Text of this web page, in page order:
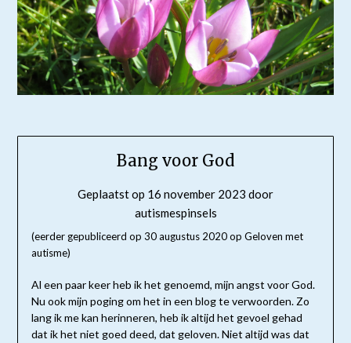
Bang voor God
Geplaatst op 16 november 2023 door
autismespinsels
(eerder gepubliceerd op 30 augustus 2020 op Geloven met
autisme)
Al een paar keer heb ik het genoemd, mijn angst voor God.
Nu ook mijn poging om het in een blog te verwoorden. Zo
lang ik me kan herinneren, heb ik altijd het gevoel gehad
dat ik het niet goed deed, dat geloven. Niet altijd was dat